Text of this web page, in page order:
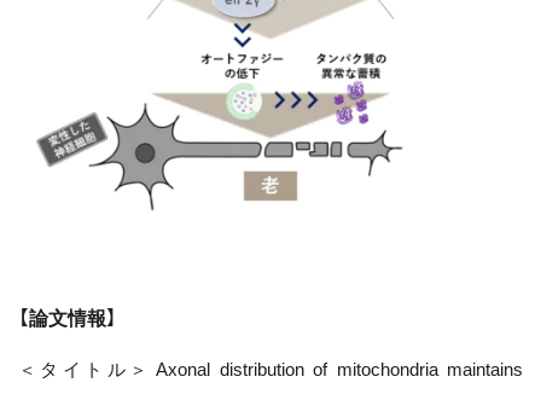
【論文情報】
＜タイトル＞ Axonal distribution of mitochondria maintains